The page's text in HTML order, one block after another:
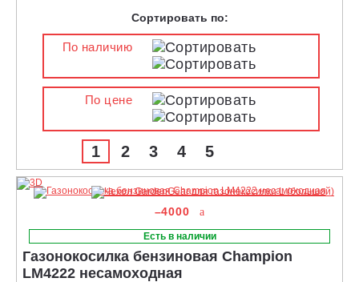
Сортировать по:
По наличию
По цене
1 2 3 4 5
–4000
Есть в наличии
Газонокосилка бензиновая Champion
LM4222 несамоходная